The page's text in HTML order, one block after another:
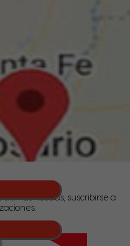
últimas noticias, suscribirse a